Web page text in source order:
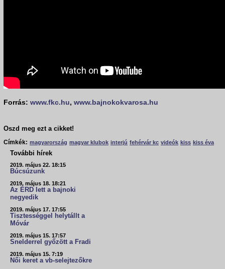
Forrás: www.fkc.hu, www.bajnokokvarosa.hu
Oszd meg ezt a cikket!
Címkék: magyarország magyar klubok interjú fehérvár kc videók kiss kiss éva
További hírek
2019. május 22. 18:15
Búcsúzunk
2019. május 18. 18:21
Az ÉRD lett a bajnoki
negyedik
2019. május 17. 17:55
Tisztességgel helytállt a
Móvár
2019. május 15. 17:57
Snelderrel győzött a Fradi
2019. május 15. 7:19
Női keret a vb-selejtezőkre